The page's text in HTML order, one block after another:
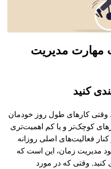
مهارت مدیریت
وقتی کارهای طول روز خودمان
کوچک‌تر و یا کم اهمیت‌تری
کنار فعالیت‌های اصلی روزانه
مدیریت زمان، این است که
کنید. وقتی که در مورد